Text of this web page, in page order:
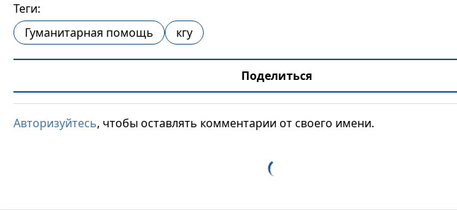
Теги:
Гуманитарная помощь
кгу
Поделиться
Авторизуйтесь, чтобы оставлять комментарии от своего имени.